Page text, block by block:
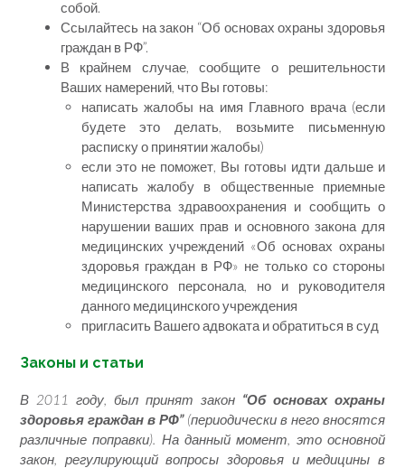
собой.
Ссылайтесь на закон “Об основах охраны здоровья
граждан в РФ”.
В крайнем случае, сообщите о решительности
Ваших намерений, что Вы готовы:
написать жалобы на имя Главного врача (если
будете это делать, возьмите письменную
расписку о принятии жалобы)
если это не поможет, Вы готовы идти дальше и
написать жалобу в общественные приемные
Министерства здравоохранения и сообщить о
нарушении ваших прав и основного закона для
медицинских учреждений «Об основах охраны
здоровья граждан в РФ» не только со стороны
медицинского персонала, но и руководителя
данного медицинского учреждения
пригласить Вашего адвоката и обратиться в суд
Законы и статьи
В 2011 году, был принят закон “Об основах охраны
здоровья граждан в РФ”(периодически в него вносятся
различные поправки). На данный момент, это основной
закон, регулирующий вопросы здоровья и медицины в